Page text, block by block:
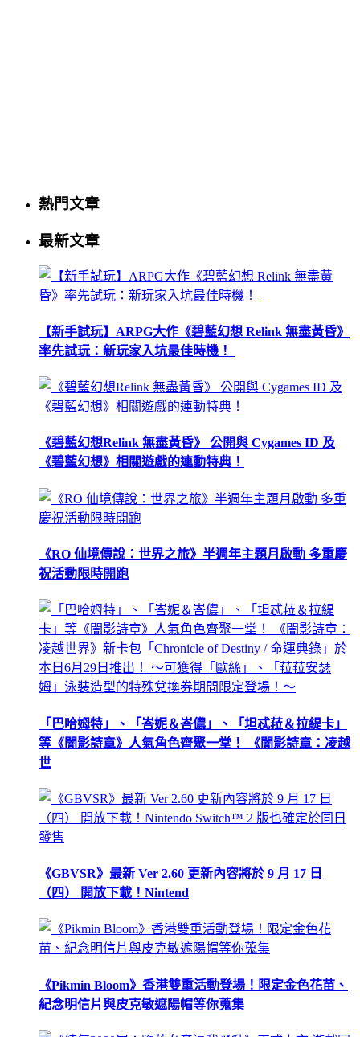
熱門文章
最新文章
【新手試玩】ARPG大作《碧藍幻想 Relink 無盡黃昏》
率先試玩：新玩家入坑最佳時機！
《碧藍幻想Relink 無盡黃昏》 公開與 Cygames ID 及
《碧藍幻想》相關遊戲的連動特典！
《RO 仙境傳說：世界之旅》半週年主題月啟動 多重慶
祝活動限時開跑
「巴哈姆特」、「峇妮＆峇儂」、「坦忒菈＆拉緹卡」
等《闇影詩章》人氣角色齊聚一堂！ 《闇影詩章：凌越
世
《GBVSR》最新 Ver 2.60 更新內容將於 9 月 17 日
（四） 開放下載！Nintend
《Pikmin Bloom》香港雙重活動登場！限定金色花苗、
紀念明信片與皮克敏遮陽帽等你蒐集